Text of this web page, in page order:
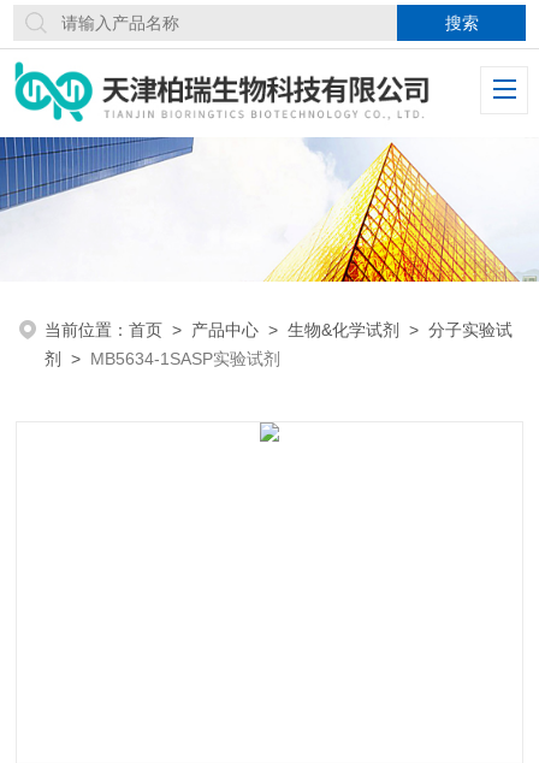
当前位置：首页 > 产品中心 >生物&化学试剂 >分子实验试
剂
> MB5634-1SASP实验试剂